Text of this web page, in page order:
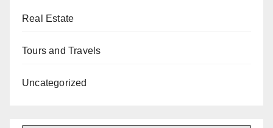
Real Estate
Tours and Travels
Uncategorized